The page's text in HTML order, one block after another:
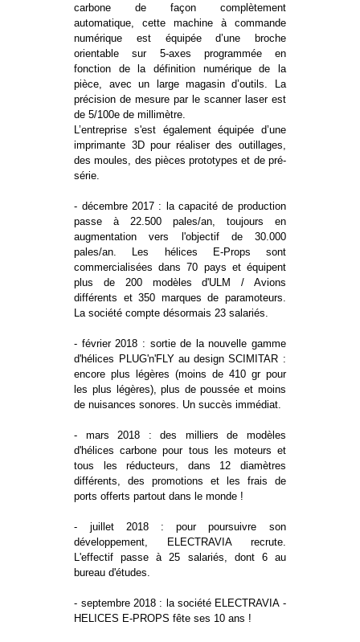
carbone de façon complètement
automatique, cette machine à commande
numérique est équipée d’une broche
orientable sur 5-axes programmée en
fonction de la définition numérique de la
pièce, avec un large magasin d’outils. La
précision de mesure par le scanner laser est
de 5/100e de millimètre.
L’entreprise s'est également équipée d’une
imprimante 3D pour réaliser des outillages,
des moules, des pièces prototypes et de pré-
série.
- décembre 2017 : la capacité de production
passe à 22.500 pales/an, toujours en
augmentation vers l'objectif de 30.000
pales/an. Les hélices E-Props sont
commercialisées dans 70 pays et équipent
plus de 200 modèles d'ULM / Avions
différents et 350 marques de paramoteurs.
La société compte désormais 23 salariés.
- février 2018 : sortie de la nouvelle gamme
d'hélices PLUG'n'FLY au design SCIMITAR :
encore plus légères (moins de 410 gr pour
les plus légères), plus de poussée et moins
de nuisances sonores. Un succès immédiat.
- mars 2018 : des milliers de modèles
d'hélices carbone pour tous les moteurs et
tous les réducteurs, dans 12 diamètres
différents, des promotions et les frais de
ports offerts partout dans le monde !
- juillet 2018 : pour poursuivre son
développement, ELECTRAVIA recrute.
L'effectif passe à 25 salariés, dont 6 au
bureau d'études.
- septembre 2018 : la société ELECTRAVIA -
HELICES E-PROPS fête ses 10 ans !